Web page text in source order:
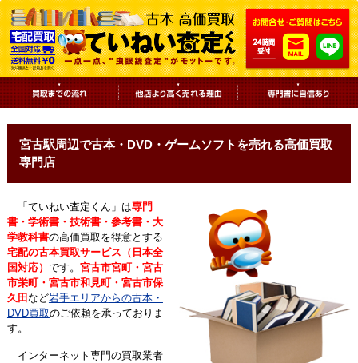
宮古駅周辺で古本・DVD・ゲームソフトを売れる高価買取
専門店
「ていねい査定くん」は専門
書・学術書・技術書・参考書・大
学教科書の高価買取を得意とする
宅配の古本買取サービス（日本全
国対応） です。 宮古市宮町・宮古
市栄町・宮古市和見町・宮古市保
久田 など岩手エリアからの古本・
DVD買取のご依頼を承っておりま
す。
インターネット専門の買取業者